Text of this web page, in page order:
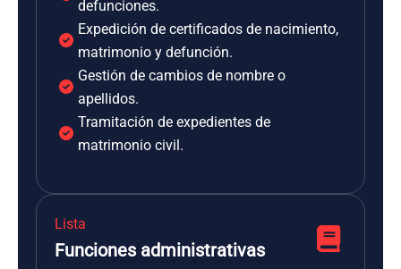
defunciones.
Expedición de certificados de nacimiento,
matrimonio y defunción.
Gestión de cambios de nombre o
apellidos.
Tramitación de expedientes de
matrimonio civil.
Lista
Funciones administrativas